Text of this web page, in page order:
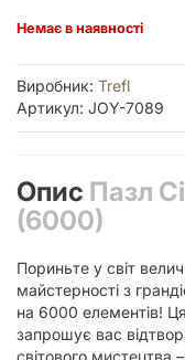
Немає в наявності
Виробник: Trefl
Артикул: JOY-7089
Опис Пазл
(6000)
Пориньте у світ
майстерності з
на 6000 елементів!
запрошує вас